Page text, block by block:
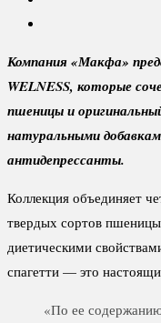
Компания «Макфа»
WELNESS, которые
пшеницы и
натуральными
антидепрессанты.
Коллекция объединяет
твердых сортов
диетическими
спагетти — это
«По ее